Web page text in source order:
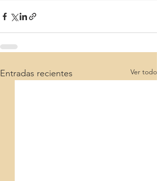
Entradas recientes Ver todo